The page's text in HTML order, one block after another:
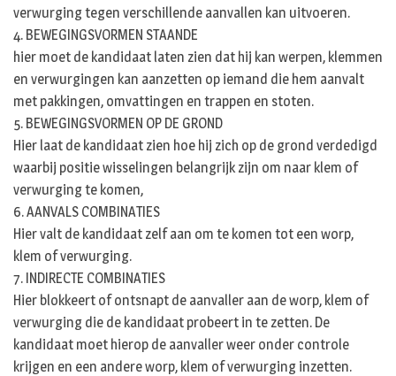
verwurging tegen verschillende aanvallen kan uitvoeren.
4. BEWEGINGSVORMEN STAANDE
hier moet de kandidaat laten zien dat hij kan werpen, klemmen
en verwurgingen kan aanzetten op iemand die hem aanvalt
met pakkingen, omvattingen en trappen en stoten.
5. BEWEGINGSVORMEN OP DE GROND
Hier laat de kandidaat zien hoe hij zich op de grond verdedigd
waarbij positie wisselingen belangrijk zijn om naar klem of
verwurging te komen,
6. AANVALS COMBINATIES
Hier valt de kandidaat zelf aan om te komen tot een worp,
klem of verwurging.
7. INDIRECTE COMBINATIES
Hier blokkeert of ontsnapt de aanvaller aan de worp, klem of
verwurging die de kandidaat probeert in te zetten. De
kandidaat moet hierop de aanvaller weer onder controle
krijgen en een andere worp, klem of verwurging inzetten.